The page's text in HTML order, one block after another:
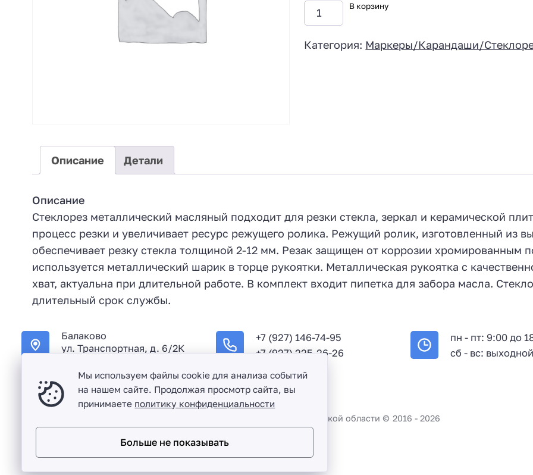
В корзину
Категория: Маркеры/Карандаши/
Описание Детали
Описание
Стеклорез металлический масляный подходит для резки стекла, зеркал и керамической
процесс резки и увеличивает ресурс режущего ролика. Режущий ролик, изготовленный из
обеспечивает резку стекла толщиной 2-12 мм. Резак защищен от коррозии хромированным
используется металлический шарик в торце рукоятки. Металлическая рукоятка с
хват, актуальна при длительной работе. В комплект входит пипетка для забора масла.
длительный срок службы.
Балаково
ул. Транспортная, д. 6/2К
+7 (927) 146-74-95
+7 (927) 225-26-26
пн - пт: 9:00 до
сб - вс: выходной
Оптовая продажа сантехники и комплектующих в Балаково и Саратовской области © 2016 - 2026
Разработка сайта и дизайн: revtail.ru
Мы используем файлы cookie для анализа событий
на нашем сайте. Продолжая просмотр сайта, вы
принимаете политику конфиденциальности
Больше не показывать